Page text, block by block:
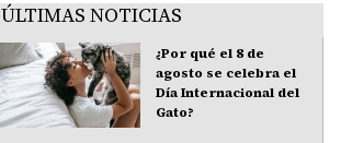
ÚLTIMAS NOTICIAS
¿Por qué el 8 de
agosto se celebra el
Día Internacional del
Gato?